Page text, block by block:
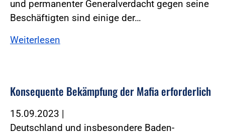
und permanenter Generalverdacht gegen seine
Beschäftigten sind einige der…
Weiterlesen
Konsequente Bekämpfung der Mafia erforderlich
15.09.2023 |
Deutschland und insbesondere Baden-